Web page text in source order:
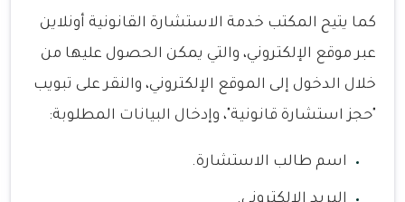
كما يتيح المكتب خدمة الاستشارة القانونية أونلاين
عبر موقع الإلكتروني، والتي يمكن الحصول عليها من
خلال الدخول إلى الموقع الإلكتروني، والنقر على تبويب
"حجز استشارة قانونية"، وإدخال البيانات المطلوبة:
اسم طالب الاستشارة.